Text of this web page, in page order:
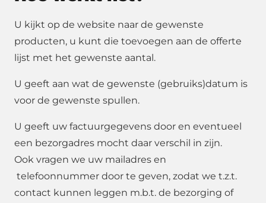
U kijkt op de website naar de gewenste
producten, u kunt die toevoegen aan de offerte
lijst met het gewenste aantal.
U geeft aan wat de gewenste (gebruiks)datum is
voor de gewenste spullen.
U geeft uw factuurgegevens door en eventueel
een bezorgadres mocht daar verschil in zijn.
Ook vragen we uw mailadres en
telefoonnummer door te geven, zodat we t.z.t.
contact kunnen leggen m.b.t. de bezorging of